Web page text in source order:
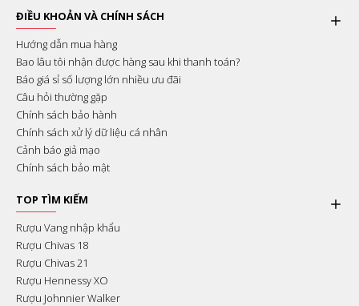
ĐIỀU KHOẢN VÀ CHÍNH SÁCH
Hướng dẫn mua hàng
Bao lâu tôi nhận được hàng sau khi thanh toán?
Báo giá sỉ số lượng lớn nhiều ưu đãi
Câu hỏi thường gặp
Chính sách bảo hành
Chính sách xử lý dữ liệu cá nhân
Cảnh báo giả mạo
Chính sách bảo mật
TOP TÌM KIẾM
Rượu Vang nhập khẩu
Rượu Chivas 18
Rượu Chivas 21
Rượu Hennessy XO
Rượu Johnnier Walker